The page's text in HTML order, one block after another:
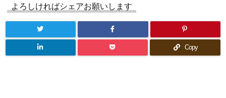
よろしければシェアお願いします
Copy